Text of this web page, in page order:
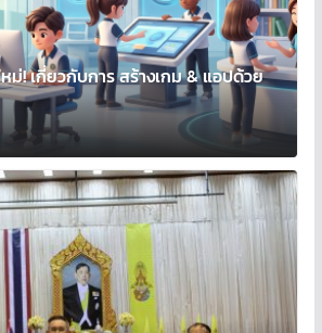
ม่! เกี่ยวกับการ สร้างเกม & แอปด้วย